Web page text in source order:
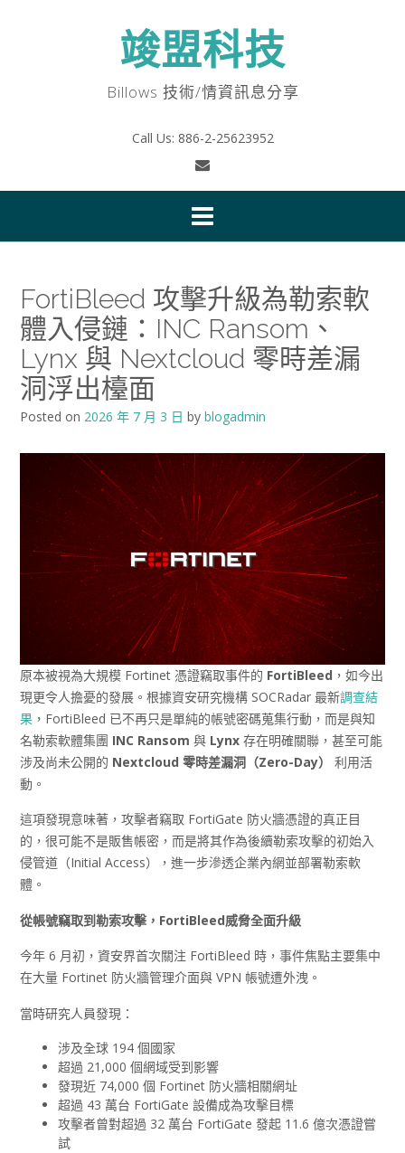
竣盟科技
Billows 技術/情資訊息分享
Call Us: 886-2-25623952
FortiBleed 攻擊升級為勒索軟
體入侵鏈：INC Ransom、
Lynx 與 Nextcloud 零時差漏
洞浮出檯面
Posted on 2026 年 7 月 3 日 by blogadmin
原本被視為大規模 Fortinet 憑證竊取事件的 FortiBleed ，如今出
現更令人擔憂的發展。根據資安研究機構 SOCRadar 最新調查結
果 ，FortiBleed 已不再只是單純的帳號密碼蒐集行動，而是與知
名勒索軟體集團 INC Ransom 與 Lynx 存在明確關聯，甚至可能
涉及尚未公開的 Nextcloud 零時差漏洞（Zero-Day）
利用活
動。
這項發現意味著，攻擊者竊取 FortiGate 防火牆憑證的真正目
的，很可能不是販售帳密，而是將其作為後續勒索攻擊的初始入
侵管道（Initial Access），進一步滲透企業內網並部署勒索軟
體。
從帳號竊取到勒索攻擊，FortiBleed威脅全面升級
今年 6 月初，資安界首次關注 FortiBleed 時，事件焦點主要集中
在大量 Fortinet 防火牆管理介面與 VPN 帳號遭外洩。
當時研究人員發現：
涉及全球 194 個國家
超過 21,000 個網域受到影響
發現近 74,000 個 Fortinet 防火牆相關網址
超過 43 萬台 FortiGate 設備成為攻擊目標
攻擊者曾對超過 32 萬台 FortiGate 發起 11.6 億次憑證嘗
試